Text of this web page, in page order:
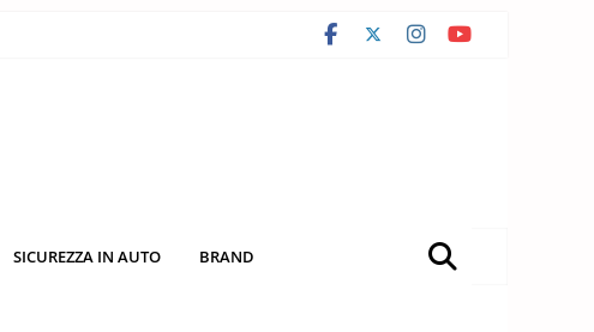
SICUREZZA IN AUTO BRAND